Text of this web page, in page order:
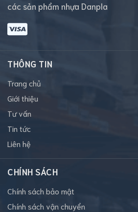
các sản phẩm nhựa Danpla
THÔNG TIN
Trang chủ
Giới thiệu
Tư vấn
Tin tức
Liên hệ
CHÍNH SÁCH
Chính sách bảo mật
Chính sách vận chuyển